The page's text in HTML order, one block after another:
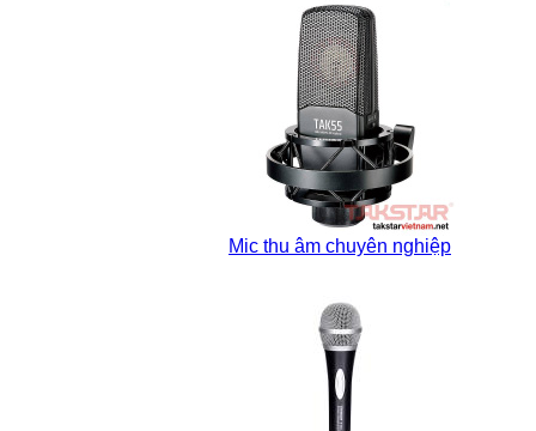
Mic thu âm chuyên nghiệp